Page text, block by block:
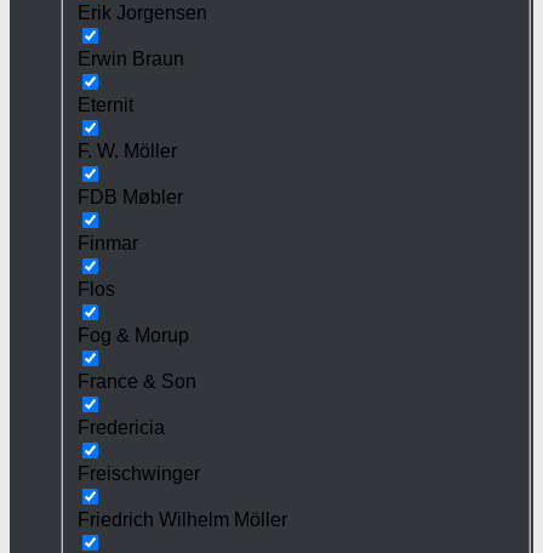
Erik Jorgensen
Erwin Braun
Eternit
F. W. Möller
FDB Møbler
Finmar
Flos
Fog & Morup
France & Son
Fredericia
Freischwinger
Friedrich Wilhelm Möller